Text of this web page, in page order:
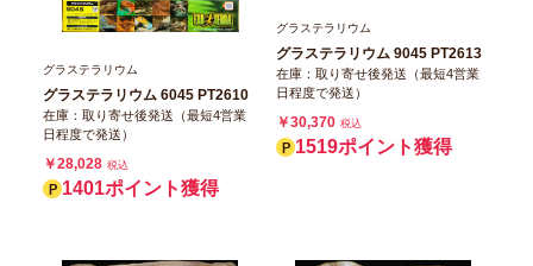
グラステラリウム
グラステラリウム 6045 PT2610
在庫：取り寄せ後発送（最短4営業
日程度で発送）
￥28,028 税込
1401ポイント獲得
グラステラリウム
グラステラリウム 9045 PT2613
在庫：取り寄せ後発送（最短4営業
日程度で発送）
￥30,370 税込
1519ポイント獲得